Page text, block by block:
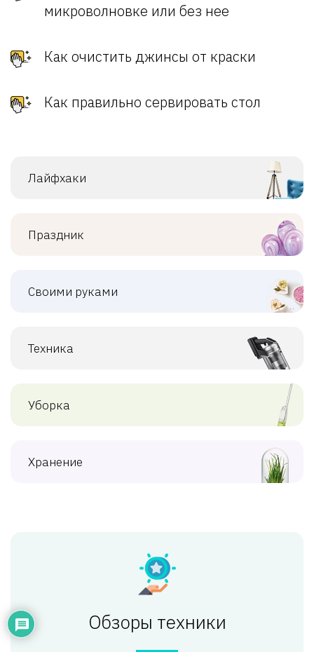
микроволновке или без нее
Как очистить джинсы от краски
Как правильно сервировать стол
Лайфхаки
Праздник
Своими руками
Техника
Уборка
Хранение
Обзоры техники